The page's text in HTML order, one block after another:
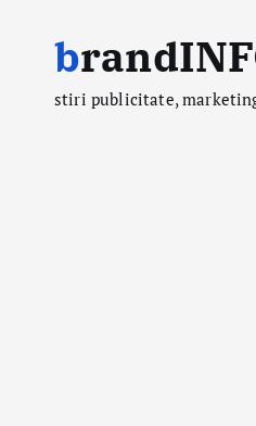
stiri publicitate,